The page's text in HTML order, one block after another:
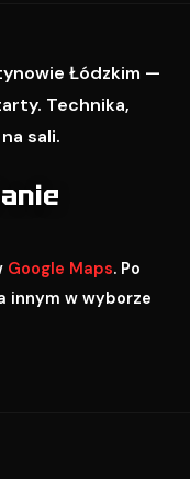
Łódzkim —
Technika,
sali.
Google Maps. Po
innym w wyborze